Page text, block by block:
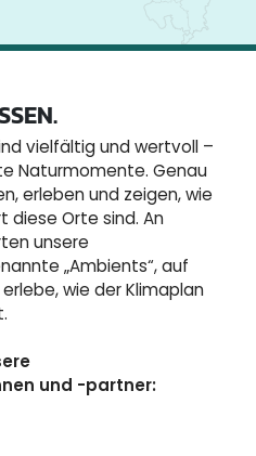
vielfältig und wertvoll –
Naturmomente. Genau
erleben und zeigen, wie
diese Orte sind. An
unsere
„Ambients“, auf
wie der Klimaplan
und -partner: